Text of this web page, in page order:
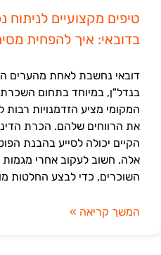
טיפים מקצועיים
בדובאי: איך להפחית
דובאי נחשבת לאחת מהערים
בנדל"ן, במיוחד בתחום השכרת
המקומי מציע הזדמנויות רבות
את הרווחים שלהם. הכרת
הקיים יכולה לסייע בהבנת
אלה. חשוב לעקוב אחרי מגמות
השוכרים, כדי לבצע החלטות
המשך קריאה »